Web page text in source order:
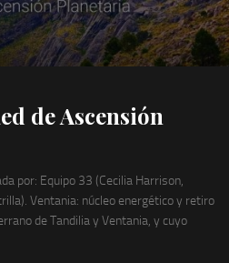
de Ascensión
por: Equipo 33 (Cecilia Harrison,
Ventania: núcleo energético y retiro
de Tandilia y Ventania, y cuyo